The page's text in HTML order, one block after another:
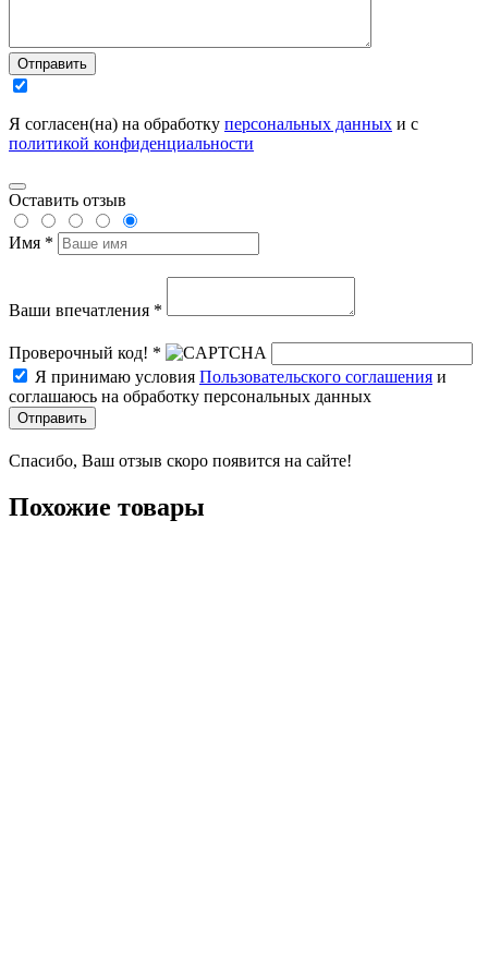
Отправить
Я согласен(на) на обработку персональных данных и с
политикой конфиденциальности
Оставить отзыв
Имя *
Ваши впечатления *
Проверочный код! *
Я принимаю условия Пользовательского соглашения и
соглашаюсь на обработку персональных данных
Отправить
Спасибо, Ваш отзыв скоро появится на сайте!
Похожие товары